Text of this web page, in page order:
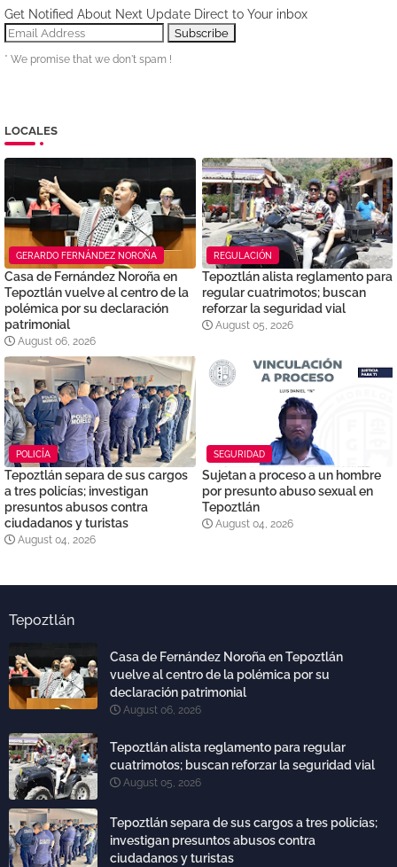
Get Notified About Next Update Direct to Your inbox
* We promise that we don't spam !
LOCALES
GERARDO FERNÁNDEZ NOROÑA
Casa de Fernández Noroña en
Tepoztlán vuelve al centro de la
polémica por su declaración
patrimonial
August 06, 2026
REGULACIÓN
Tepoztlán alista reglamento para
regular cuatrimotos; buscan
reforzar la seguridad vial
August 05, 2026
POLICÍA
Tepoztlán separa de sus cargos
a tres policías; investigan
presuntos abusos contra
ciudadanos y turistas
August 04, 2026
SEGURIDAD
Sujetan a proceso a un hombre
por presunto abuso sexual en
Tepoztlán
August 04, 2026
Tepoztlán
Casa de Fernández Noroña en Tepoztlán
vuelve al centro de la polémica por su
declaración patrimonial
August 06, 2026
Tepoztlán alista reglamento para regular
cuatrimotos; buscan reforzar la seguridad vial
August 05, 2026
Tepoztlán separa de sus cargos a tres policías;
investigan presuntos abusos contra
ciudadanos y turistas